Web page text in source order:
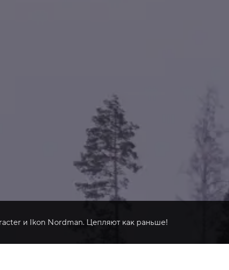
и Ikon Nordman. Цепляют как раньше!